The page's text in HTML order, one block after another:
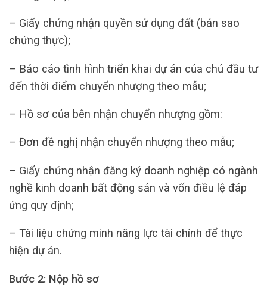
– Giấy chứng nhận quyền sử dụng đất (bản sao
chứng thực);
– Báo cáo tình hình triển khai dự án của chủ đầu tư
đến thời điểm chuyển nhượng theo mẫu;
– Hồ sơ của bên nhận chuyển nhượng gồm:
– Đơn đề nghị nhận chuyển nhượng theo mẫu;
– Giấy chứng nhận đăng ký doanh nghiệp có ngành
nghề kinh doanh bất động sản và vốn điều lệ đáp
ứng quy định;
– Tài liệu chứng minh năng lực tài chính để thực
hiện dự án.
Bước 2: Nộp hồ sơ